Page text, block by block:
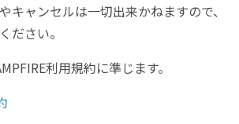
キャンセルは一切出来かねますので、
ださい。
利用規約に準じます。